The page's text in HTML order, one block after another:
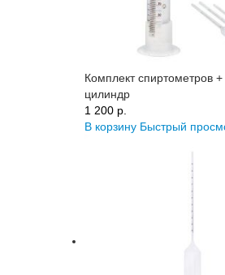
Комплект спиртометров
цилиндр
1 200 p.
В корзину Быстрый